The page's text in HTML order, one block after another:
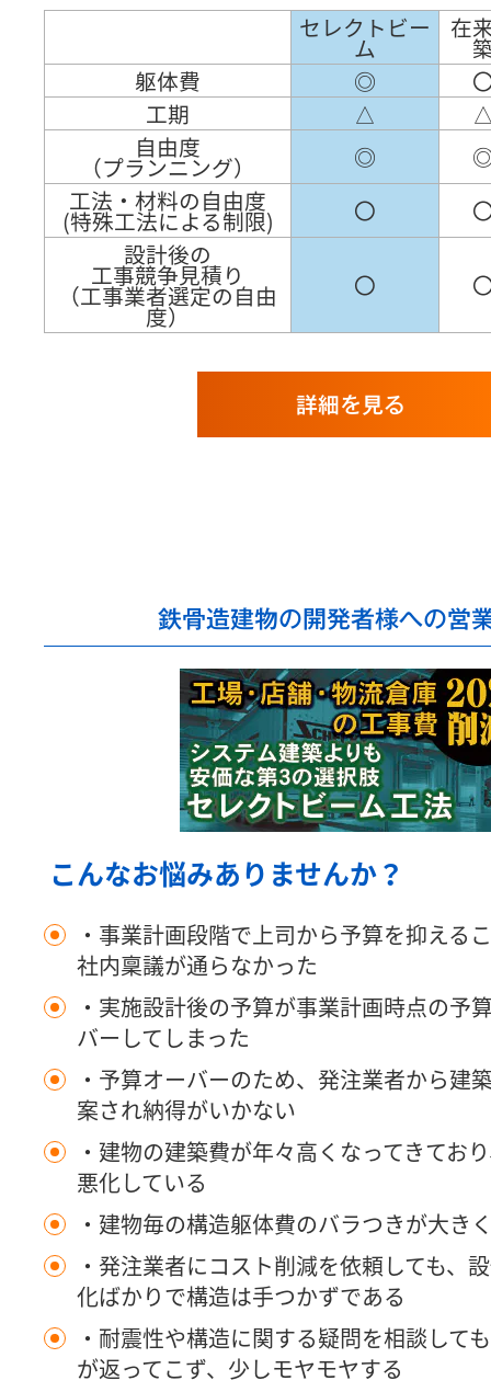
セレクトビー
ム
在
躯体費
◎
工期
△
自由度
（プランニング） ◎
工法・材料の自由度
(特殊工法による制限) 〇
設計後の
工事競争見積り
（工事業者選定の自由
度）
〇
詳細を見る
鉄骨造建物の開発者様への営
こんなお悩みありませんか？
・事業計画段階で上司から予算を抑える
社内稟議が通らなかった
・実施設計後の予算が事業計画時点の予
バーしてしまった
・予算オーバーのため、発注業者から建
案され納得がいかない
・建物の建築費が年々高くなってきてお
悪化している
・建物毎の構造躯体費のバラつきが大き
・発注業者にコスト削減を依頼しても、
化ばかりで構造は手つかずである
・耐震性や構造に関する疑問を相談して
が返ってこず、少しモヤモヤする